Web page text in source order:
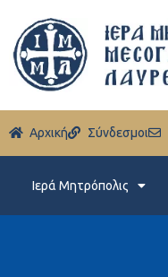
Aρχική Σύνδεσμοι
Ιερά Μητρόπολις